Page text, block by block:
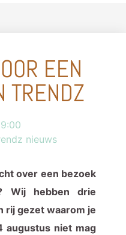
EEN
TRENDZ
nieuws
over een bezoek
Wij hebben drie
rij gezet waarom je
augustus niet mag